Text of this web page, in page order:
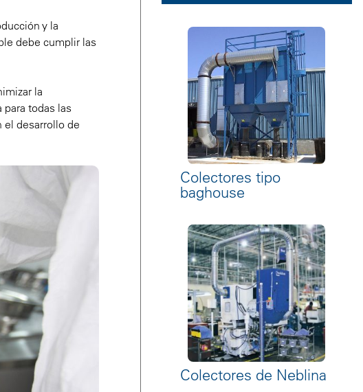
y la
debe cumplir las
la
todas las
el desarrollo de
Colectores tipo
baghouse
Colectores de Neblina